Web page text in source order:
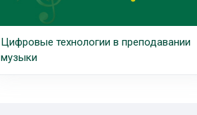
Цифровые технологии в преподавании
музыки